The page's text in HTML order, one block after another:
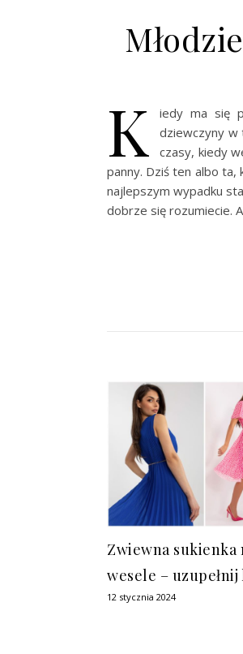
K
iedy ma się
dziewczyny w
czasy, kiedy
panny. Dziś ten albo
najlepszym wypadku
dobrze się rozumiecie.
Zwiewna sukienka
wesele – uzupełnij
12 stycznia 2024